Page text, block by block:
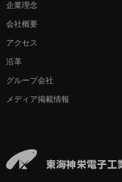
企業理念
会社概要
アクセス
沿革
グループ会社
メディア掲載情報